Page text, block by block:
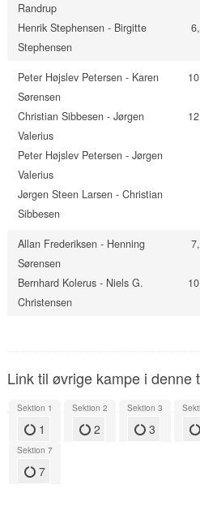
Randrup
Henrik Stephensen - Birgitte
Stephensen
Peter Højslev Petersen - Karen
Sørensen
Christian Sibbesen - Jørgen
Valerius
Peter Højslev Petersen - Jørgen
Valerius
Jørgen Steen Larsen - Christian
Sibbesen
Allan Frederiksen - Henning
Sørensen
Bernhard Kolerus - Niels G.
Christensen
Link til øvrige kampe i denne
Sektion 1
1
Sektion 2
2
Sektion 3
3
Sektion 7
7